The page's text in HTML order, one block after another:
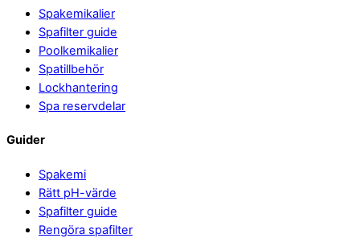
Spakemikalier
Spafilter guide
Poolkemikalier
Spatillbehör
Lockhantering
Spa reservdelar
Guider
Spakemi
Rätt pH-värde
Spafilter guide
Rengöra spafilter